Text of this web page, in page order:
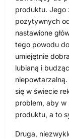
produktu. Jego
pozytywnych
nastawione
tego powodu
umiejętnie
lubianą i
się w świecie
problem, aby w
produktu, a to
Druga,